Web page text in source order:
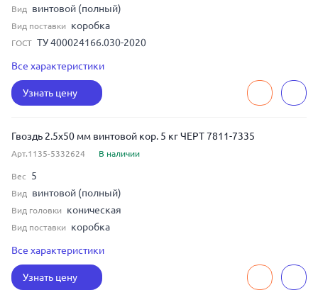
Вид винтовой (полный)
Вид поставки коробка
ГОСТ ТУ 400024166.030-2020
Материал оцинкованная сталь
Все характеристики
Узнать цену
Гвоздь 2.5x50 мм винтовой кор. 5 кг ЧЕРТ 7811-7335
Арт.1135-5332624 В наличии
Вес 5
Вид винтовой (полный)
Вид головки коническая
Вид поставки коробка
Длина 50
Все характеристики
Узнать цену